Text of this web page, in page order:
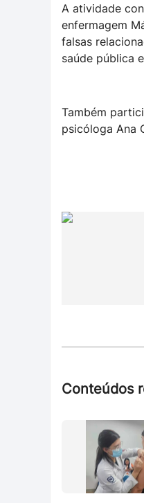
A atividade
enfermagem
falsas
saúde pública
Também
psicóloga Ana
Conteúdos